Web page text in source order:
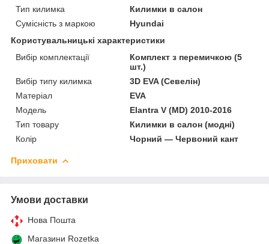
Тип килимка
Килимки в салон
Сумісність з маркою
Hyundai
Користувальницькі характеристики
Вибір комплектації
Комплект з перемичкою (5
шт.)
Вибір типу килимка
3D EVA (Севелін)
Матеріал
EVA
Мoдель
Elantra V (MD) 2010-2016
Тип товару
Килимки в салон (модні)
Колір
Чорний — Червоний кант
Приховати
Умови доставки
Нова Пошта
Магазини Rozetka